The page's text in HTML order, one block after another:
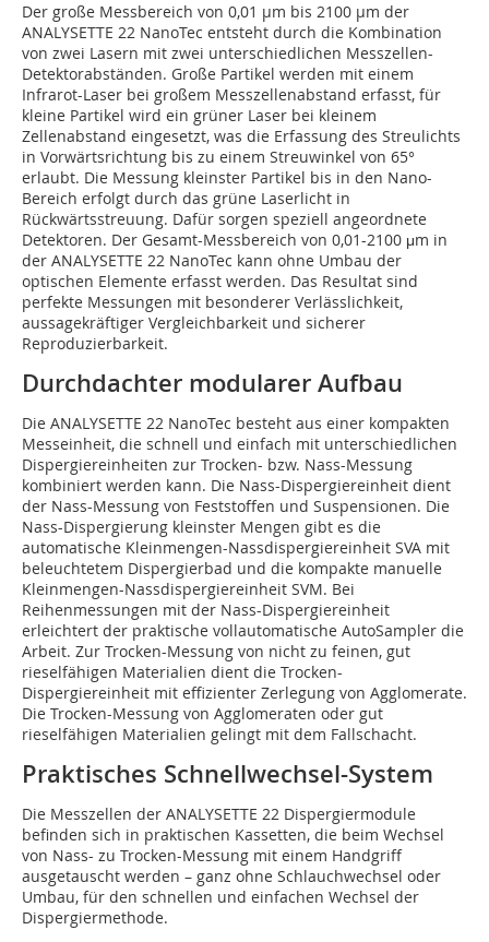
Der große Messbereich von 0,01 µm bis 2100 µm der
ANALYSETTE 22 NanoTec entsteht durch die Kombination
von zwei Lasern mit zwei unterschiedlichen Messzellen-
Detektorabständen. Große Partikel werden mit einem
Infrarot-Laser bei großem Messzellenabstand erfasst, für
kleine Partikel wird ein grüner Laser bei kleinem
Zellenabstand eingesetzt, was die Erfassung des Streulichts
in Vorwärtsrichtung bis zu einem Streuwinkel von 65°
erlaubt. Die Messung kleinster Partikel bis in den Nano-
Bereich erfolgt durch das grüne Laserlicht in
Rückwärtsstreuung. Dafür sorgen speziell angeordnete
Detektoren. Der Gesamt-Messbereich von 0,01-2100 μm in
der ANALYSETTE 22 NanoTec kann ohne Umbau der
optischen Elemente erfasst werden. Das Resultat sind
perfekte Messungen mit besonderer Verlässlichkeit,
aussagekräftiger Vergleichbarkeit und sicherer
Reproduzierbarkeit.
Durchdachter modularer Aufbau
Die ANALYSETTE 22 NanoTec besteht aus einer kompakten
Messeinheit, die schnell und einfach mit unterschiedlichen
Dispergiereinheiten zur Trocken- bzw. Nass-Messung
kombiniert werden kann. Die Nass-Dispergiereinheit dient
der Nass-Messung von Feststoffen und Suspensionen. Die
Nass-Dispergierung kleinster Mengen gibt es die
automatische Kleinmengen-Nassdispergiereinheit SVA mit
beleuchtetem Dispergierbad und die kompakte manuelle
Kleinmengen-Nassdispergiereinheit SVM. Bei
Reihenmessungen mit der Nass-Dispergiereinheit
erleichtert der praktische vollautomatische AutoSampler die
Arbeit. Zur Trocken-Messung von nicht zu feinen, gut
rieselfähigen Materialien dient die Trocken-
Dispergiereinheit mit effizienter Zerlegung von Agglomerate.
Die Trocken-Messung von Agglomeraten oder gut
rieselfähigen Materialien gelingt mit dem Fallschacht.
Praktisches Schnellwechsel-System
Die Messzellen der ANALYSETTE 22 Dispergiermodule
befinden sich in praktischen Kassetten, die beim Wechsel
von Nass- zu Trocken-Messung mit einem Handgriff
ausgetauscht werden – ganz ohne Schlauchwechsel oder
Umbau, für den schnellen und einfachen Wechsel der
Dispergiermethode.